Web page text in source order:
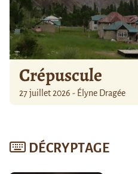
Crépuscule
27 juillet 2026 - Élyne Dragée
DÉCRYPTAGE